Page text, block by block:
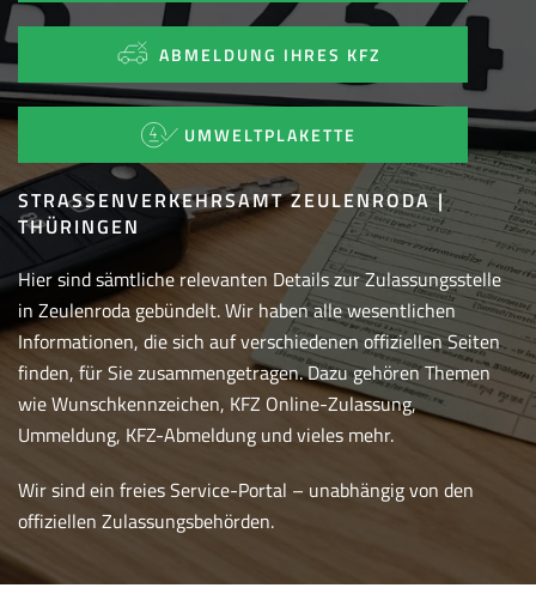
ABMELDUNG IHRES KFZ
UMWELTPLAKETTE
STRASSENVERKEHRSAMT ZEULENRODA | T
HÜRINGEN
Hier sind sämtliche relevanten Details zur Zulassungsstelle
in Zeulenroda gebündelt. Wir haben alle wesentlichen
Informationen, die sich auf verschiedenen offiziellen Seiten
finden, für Sie zusammengetragen. Dazu gehören Themen
wie Wunschkennzeichen, KFZ Online-Zulassung,
Ummeldung, KFZ-Abmeldung und vieles mehr.
Wir sind ein freies Service-Portal – unabhängig von den
offiziellen Zulassungsbehörden.